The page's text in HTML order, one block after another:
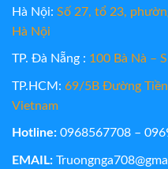
Hà Nội: Số 27, tổ 23,
Hà Nội
TP. Đà Nẵng : 100 Bà Nà –
TP.HCM: 69/5B Đường
Vietnam
Hotline: 0968567708 –
EMAIL: